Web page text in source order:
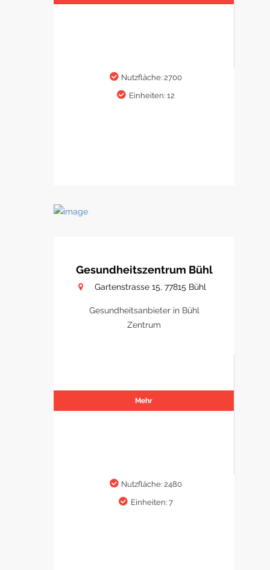
Nutzfläche: 2700
Einheiten: 12
Gesundheitszentrum Bühl
Gartenstrasse 15, 77815 Bühl
Gesundheitsanbieter in Bühl
Zentrum
Mehr
Nutzfläche: 2480
Einheiten: 7